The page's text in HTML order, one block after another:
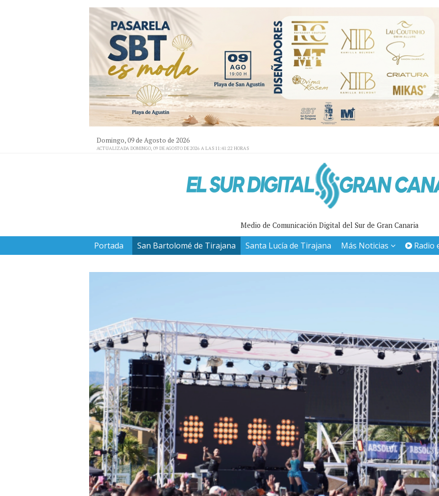
Domingo, 09 de Agosto de 2026
ACTUALIZADA DOMINGO, 09 DE AGOSTO DE 2026 A LAS 11:41:22 HORAS
Medio de Comunicación Digital del Sur de Gran Canaria
Portada San Bartolomé de Tirajana Santa Lucía de Tirajana Más Noticias Radio